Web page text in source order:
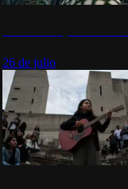
26 de julio